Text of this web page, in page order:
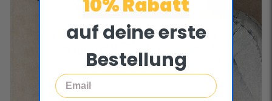
10% Rabatt
auf deine erste
Bestellung
Email